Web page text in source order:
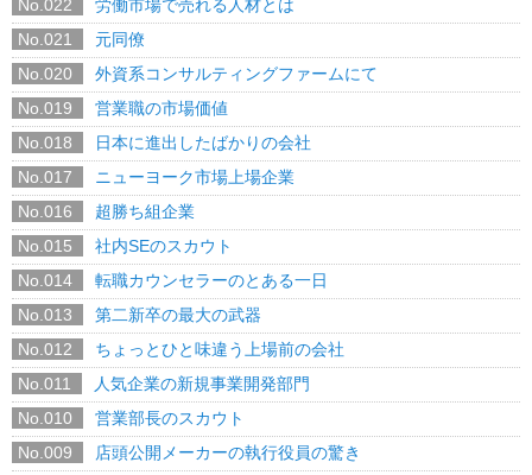
No.022
労働市場で売れる人材とは
No.021
元同僚
No.020
外資系コンサルティングファームにて
No.019
営業職の市場価値
No.018
日本に進出したばかりの会社
No.017
ニューヨーク市場上場企業
No.016
超勝ち組企業
No.015
社内SEのスカウト
No.014
転職カウンセラーのとある一日
No.013
第二新卒の最大の武器
No.012
ちょっとひと味違う上場前の会社
No.011
人気企業の新規事業開発部門
No.010
営業部長のスカウト
No.009
店頭公開メーカーの執行役員の驚き